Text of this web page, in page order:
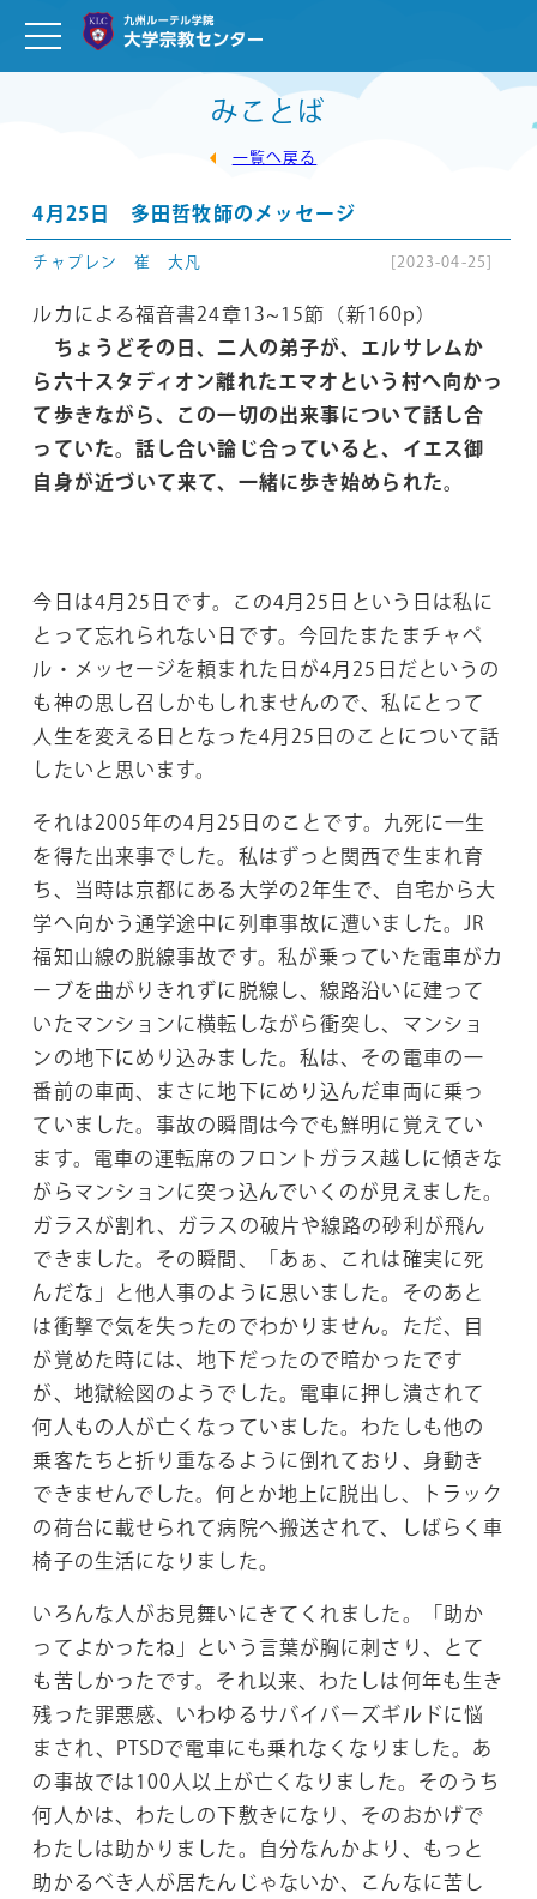
みことば
一覧へ戻る
4月25日 多田哲牧師のメッセージ
チャプレン 崔 大凡 [2023-04-25]
ルカによる福音書24章13∼15節（新160p）
ちょうどその日、二人の弟子が、エルサレムか
ら六十スタディオン離れたエマオという村へ向かっ
て歩きながら、この一切の出来事について話し合
っていた。話し合い論じ合っていると、イエス御
自身が近づいて来て、一緒に歩き始められた。
今日は4月25日です。この4月25日という日は私に
とって忘れられない日です。今回たまたまチャペ
ル・メッセージを頼まれた日が4月25日だというの
も神の思し召しかもしれませんので、私にとって
人生を変える日となった4月25日のことについて話
したいと思います。
それは2005年の4月25日のことです。九死に一生
を得た出来事でした。私はずっと関西で生まれ育
ち、当時は京都にある大学の2年生で、自宅から大
学へ向かう通学途中に列車事故に遭いました。JR
福知山線の脱線事故です。私が乗っていた電車がカ
ーブを曲がりきれずに脱線し、線路沿いに建って
いたマンションに横転しながら衝突し、マンショ
ンの地下にめり込みました。私は、その電車の一
番前の車両、まさに地下にめり込んだ車両に乗っ
ていました。事故の瞬間は今でも鮮明に覚えてい
ます。電車の運転席のフロントガラス越しに傾きな
がらマンションに突っ込んでいくのが見えました。
ガラスが割れ、ガラスの破片や線路の砂利が飛ん
できました。その瞬間、「あぁ、これは確実に死
んだな」と他人事のように思いました。そのあと
は衝撃で気を失ったのでわかりません。ただ、目
が覚めた時には、地下だったので暗かったです
が、地獄絵図のようでした。電車に押し潰されて
何人もの人が亡くなっていました。わたしも他の
乗客たちと折り重なるように倒れており、身動き
できませんでした。何とか地上に脱出し、トラック
の荷台に載せられて病院へ搬送されて、しばらく車
椅子の生活になりました。
いろんな人がお見舞いにきてくれました。「助か
ってよかったね」という言葉が胸に刺さり、とて
も苦しかったです。それ以来、わたしは何年も生き
残った罪悪感、いわゆるサバイバーズギルドに悩
まされ、PTSDで電車にも乗れなくなりました。あ
の事故では100人以上が亡くなりました。そのうち
何人かは、わたしの下敷きになり、そのおかげで
わたしは助かりました。自分なんかより、もっと
助かるべき人が居たんじゃないか、こんなに苦し